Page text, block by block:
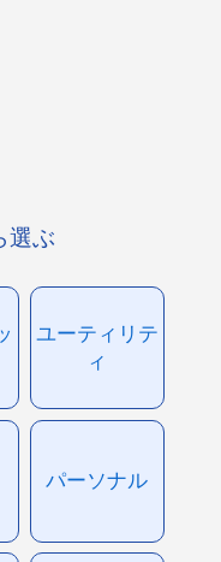
選ぶ
ユーティリテ
ィ
パーソナル